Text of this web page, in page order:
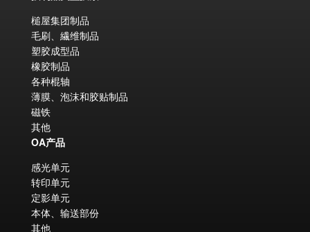
槌屋集团制品
毛刷、繊维制品
塑胶成型品
橡胶制品
各种棍轴
薄膜、泡沫和胶贴制品
磁铁
其他
OA产品
感光单元
转印单元
定影单元
本体、输送部份
其他